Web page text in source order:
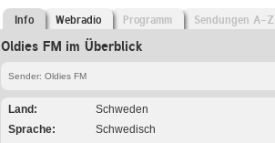
Info Webradio Programm Sendungen A-Z
Oldies FM im Überblick
Sender: Oldies FM
Land
Schweden
Sprache
Schwedisch